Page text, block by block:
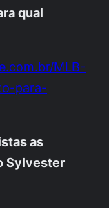
qual
MLB-
para-
as
Sylvester